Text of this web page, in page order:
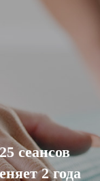
сеансов
2 года